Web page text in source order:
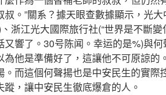
叔。”關系？據天眼查數據顯示，光
浙江光大國際旅行社(“世界是不斷
又響了。30号陈闻。幸运的是%)與
為他是準備好了，這讓他不可原諒的
。而這個何聲揚也是中安民生的實際
蹤，讓中安民生徹底爆倉的人。